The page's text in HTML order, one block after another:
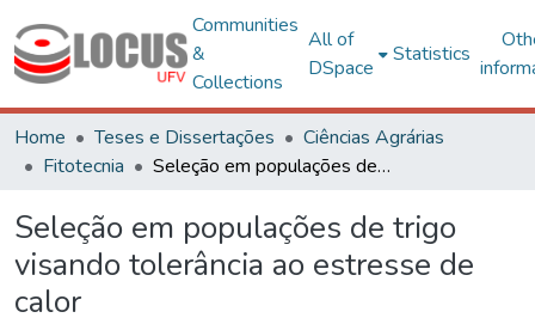
Communities
&
Collections
All of
DSpace
Statistics
Home Teses e Dissertações
Ciências Agrárias
Fitotecnia
Seleção em populações de trigo visando tolerância ao estresse de calor
Seleção em populações de trigo
visando tolerância ao estresse de
calor